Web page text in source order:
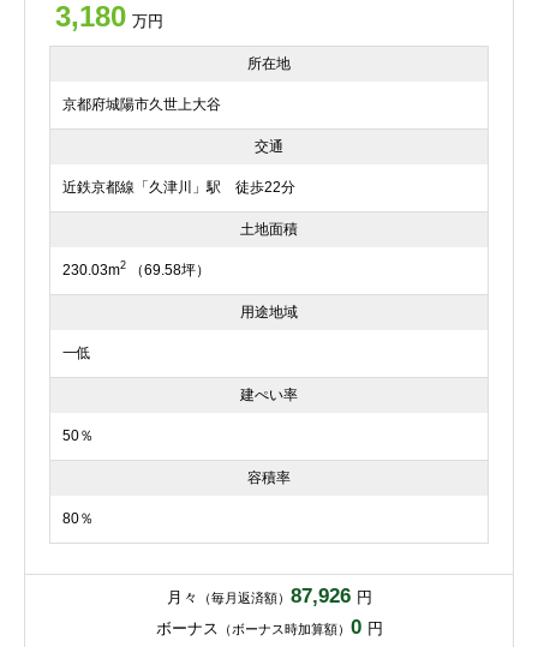
3,180 万円
所在地
京都府城陽市久世上大谷
交通
近鉄京都線「久津川」駅 徒歩22分
土地面積
230.03m2 （69.58坪）
用途地域
一低
建ぺい率
50％
容積率
80％
月々 （毎月返済額） 87,926 円
ボーナス （ボーナス時加算額） 0 円